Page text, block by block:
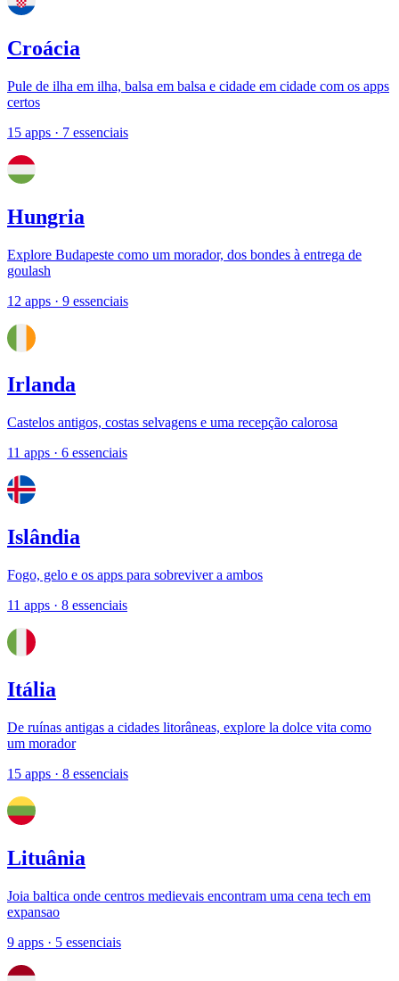
Croácia
Pule de ilha em ilha, balsa em balsa e cidade em cidade com os apps
certos
15 apps · 7 essenciais
Hungria
Explore Budapeste como um morador, dos bondes à entrega de
goulash
12 apps · 9 essenciais
Irlanda
Castelos antigos, costas selvagens e uma recepção calorosa
11 apps · 6 essenciais
Islândia
Fogo, gelo e os apps para sobreviver a ambos
11 apps · 8 essenciais
Itália
De ruínas antigas a cidades litorâneas, explore la dolce vita como
um morador
15 apps · 8 essenciais
Lituânia
Joia baltica onde centros medievais encontram uma cena tech em
expansao
9 apps · 5 essenciais